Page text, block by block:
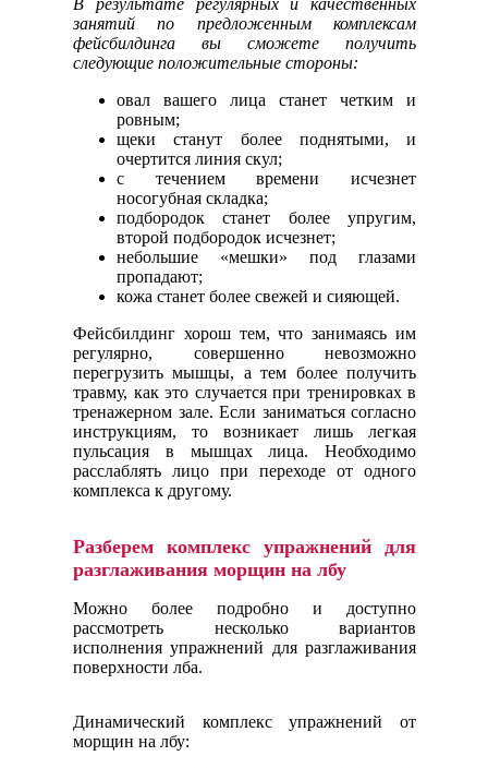
В результате регулярных и качественных
занятий по предложенным комплексам
фейсбилдинга вы сможете получить
следующие положительные стороны:
овал вашего лица станет четким и
ровным;
щеки станут более поднятыми, и
очертится линия скул;
с течением времени исчезнет
носогубная складка;
подбородок станет более упругим,
второй подбородок исчезнет;
небольшие «мешки» под глазами
пропадают;
кожа станет более свежей и сияющей.
Фейсбилдинг хорош тем, что занимаясь им
регулярно, совершенно невозможно
перегрузить мышцы, а тем более получить
травму, как это случается при тренировках в
тренажерном зале. Если заниматься согласно
инструкциям, то возникает лишь легкая
пульсация в мышцах лица. Необходимо
расслаблять лицо при переходе от одного
комплекса к другому.
Разберем комплекс упражнений для
разглаживания морщин на лбу
Можно более подробно и доступно
рассмотреть несколько вариантов
исполнения упражнений для разглаживания
поверхности лба.
Динамический комплекс упражнений от
морщин на лбу: